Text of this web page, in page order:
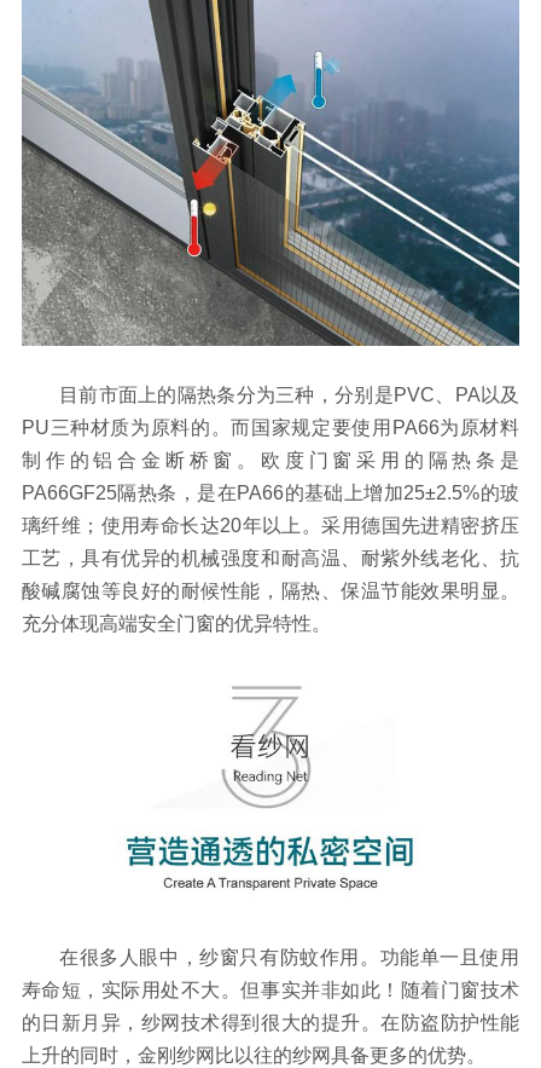
目前市面上的隔热条分为三种，分别是PVC、PA以及
PU三种材质为原料的。而国家规定要使用PA66为原材料
制作的铝合金断桥窗。欧度门窗采用的隔热条是
PA66GF25隔热条，是在PA66的基础上增加25±2.5%的玻
璃纤维；使用寿命长达20年以上。采用德国先进精密挤压
工艺，具有优异的机械强度和耐高温、耐紫外线老化、抗
酸碱腐蚀等良好的耐候性能，隔热、保温节能效果明显。
充分体现高端安全门窗的优异特性。
在很多人眼中，纱窗只有防蚊作用。功能单一且使用
寿命短，实际用处不大。但事实并非如此！随着门窗技术
的日新月异，纱网技术得到很大的提升。在防盗防护性能
上升的同时，金刚纱网比以往的纱网具备更多的优势。